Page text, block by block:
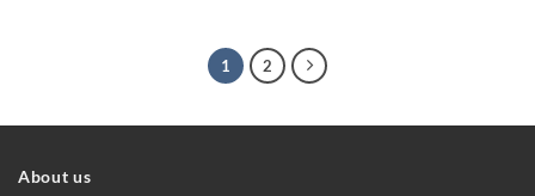
1 2
About us